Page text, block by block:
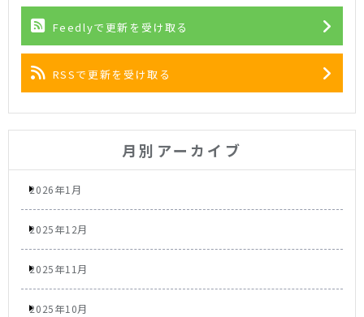
Feedlyで更新を受け取る
RSSで更新を受け取る
月別アーカイブ
2026年1月
2025年12月
2025年11月
2025年10月